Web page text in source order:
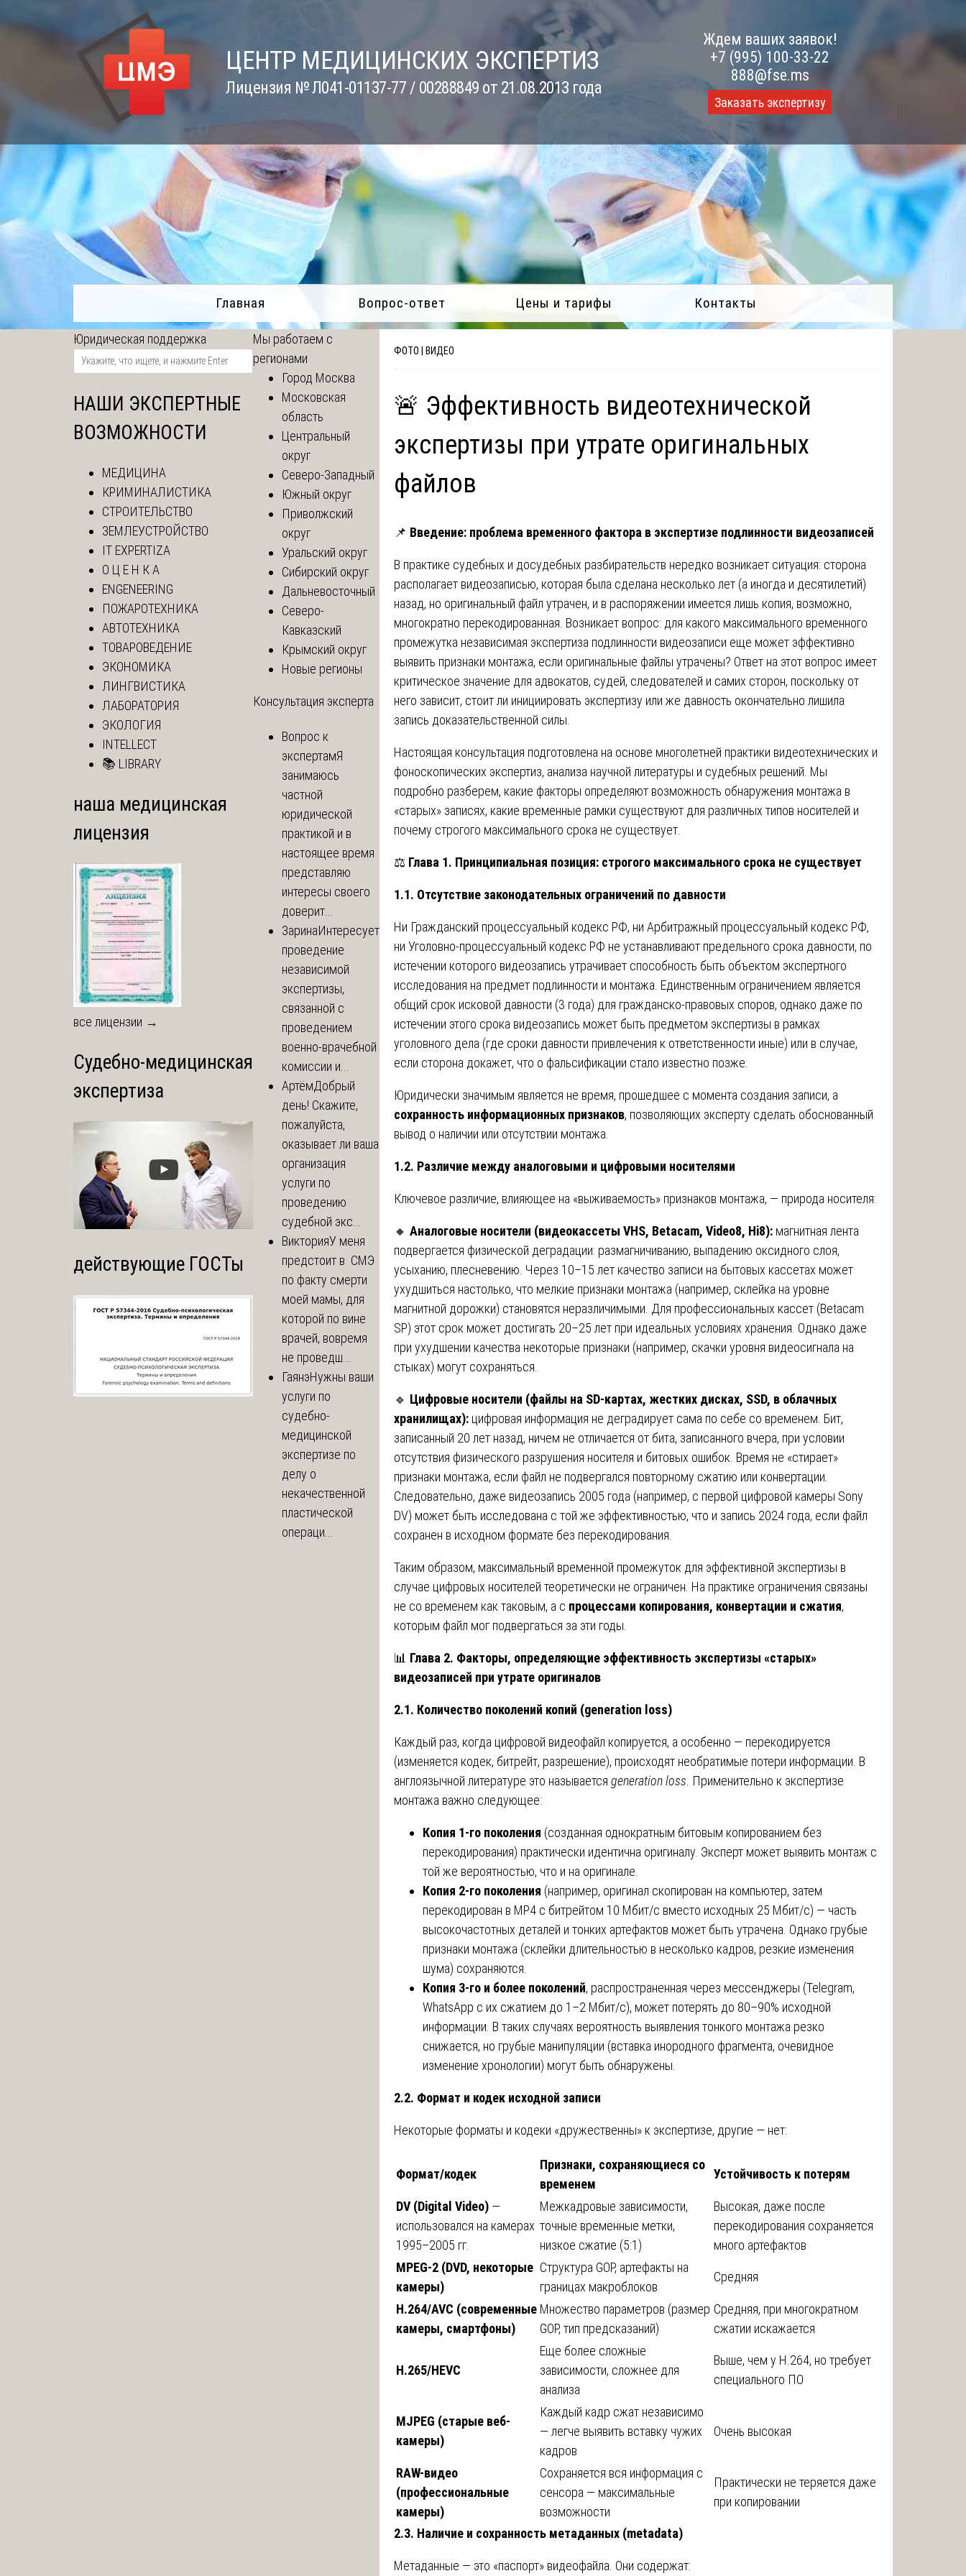
ЦЕНТР МЕДИЦИНСКИХ ЭКСПЕРТИЗ
Лицензия № Л041-01137-77 / 00288849 от 21.08.2013 года
Ждем ваших заявок!
+7 (995) 100-33-22
888@fse.ms
Заказать экспертизу
Главная Вопрос-ответ Цены и тарифы Контакты
ФОТО | ВИДЕО
🚨 Эффективность видеотехнической
экспертизы при утрате оригинальных
файлов
📌 Введение: проблема временного фактора в экспертизе подлинности видеозаписей
В практике судебных и досудебных разбирательств нередко возникает ситуация: сторона
располагает видеозаписью, которая была сделана несколько лет (а иногда и десятилетий)
назад, но оригинальный файл утрачен, и в распоряжении имеется лишь копия, возможно,
многократно перекодированная. Возникает вопрос: для какого максимального временного
промежутка независимая экспертиза подлинности видеозаписи еще может эффективно
выявить признаки монтажа, если оригинальные файлы утрачены? Ответ на этот вопрос имеет
критическое значение для адвокатов, судей, следователей и самих сторон, поскольку от
него зависит, стоит ли инициировать экспертизу или же давность окончательно лишила
запись доказательственной силы.
Настоящая консультация подготовлена на основе многолетней практики видеотехнических и
фоноскопических экспертиз, анализа научной литературы и судебных решений. Мы
подробно разберем, какие факторы определяют возможность обнаружения монтажа в
«старых» записях, какие временные рамки существуют для различных типов носителей и
почему строгого максимального срока не существует.
⚖️ Глава 1. Принципиальная позиция: строгого максимального срока не существует
1.1. Отсутствие законодательных ограничений по давности
Ни Гражданский процессуальный кодекс РФ, ни Арбитражный процессуальный кодекс РФ,
ни Уголовно-процессуальный кодекс РФ не устанавливают предельного срока давности, по
истечении которого видеозапись утрачивает способность быть объектом экспертного
исследования на предмет подлинности и монтажа. Единственным ограничением является
общий срок исковой давности (3 года) для гражданско-правовых споров, однако даже по
истечении этого срока видеозапись может быть предметом экспертизы в рамках
уголовного дела (где сроки давности привлечения к ответственности иные) или в случае,
если сторона докажет, что о фальсификации стало известно позже.
Юридически значимым является не время, прошедшее с момента создания записи, а
сохранность информационных признаков, позволяющих эксперту сделать обоснованный
вывод о наличии или отсутствии монтажа.
1.2. Различие между аналоговыми и цифровыми носителями
Ключевое различие, влияющее на «выживаемость» признаков монтажа, — природа носителя:
🔸 Аналоговые носители (видеокассеты VHS, Betacam, Video8, Hi8): магнитная лента
подвергается физической деградации: размагничиванию, выпадению оксидного слоя,
усыханию, плесневению. Через 10–15 лет качество записи на бытовых кассетах может
ухудшиться настолько, что мелкие признаки монтажа (например, склейка на уровне
магнитной дорожки) становятся неразличимыми. Для профессиональных кассет (Betacam
SP) этот срок может достигать 20–25 лет при идеальных условиях хранения. Однако даже
при ухудшении качества некоторые признаки (например, скачки уровня видеосигнала на
стыках) могут сохраняться.
🔹 Цифровые носители (файлы на SD-картах, жестких дисках, SSD, в облачных
хранилищах): цифровая информация не деградирует сама по себе со временем. Бит,
записанный 20 лет назад, ничем не отличается от бита, записанного вчера, при условии
отсутствия физического разрушения носителя и битовых ошибок. Время не «стирает»
признаки монтажа, если файл не подвергался повторному сжатию или конвертации.
Следовательно, даже видеозапись 2005 года (например, с первой цифровой камеры Sony
DV) может быть исследована с той же эффективностью, что и запись 2024 года, если файл
сохранен в исходном формате без перекодирования.
Таким образом, максимальный временной промежуток для эффективной экспертизы в
случае цифровых носителей теоретически не ограничен. На практике ограничения связаны
не со временем как таковым, а с процессами копирования, конвертации и сжатия,
которым файл мог подвергаться за эти годы.
📊 Глава 2. Факторы, определяющие эффективность экспертизы «старых»
видеозаписей при утрате оригиналов
2.1. Количество поколений копий (generation loss)
Каждый раз, когда цифровой видеофайл копируется, а особенно — перекодируется
(изменяется кодек, битрейт, разрешение), происходят необратимые потери информации. В
англоязычной литературе это называется generation loss . Применительно к экспертизе
монтажа важно следующее:
Копия 1-го поколения (созданная однократным битовым копированием без
перекодирования) практически идентична оригиналу. Эксперт может выявить монтаж с
той же вероятностью, что и на оригинале.
Копия 2-го поколения (например, оригинал скопирован на компьютер, затем
перекодирован в MP4 с битрейтом 10 Мбит/с вместо исходных 25 Мбит/с) — часть
высокочастотных деталей и тонких артефактов может быть утрачена. Однако грубые
признаки монтажа (склейки длительностью в несколько кадров, резкие изменения
шума) сохраняются.
Копия 3-го и более поколений, распространенная через мессенджеры (Telegram,
WhatsApp с их сжатием до 1–2 Мбит/с), может потерять до 80–90% исходной
информации. В таких случаях вероятность выявления тонкого монтажа резко
снижается, но грубые манипуляции (вставка инородного фрагмента, очевидное
изменение хронологии) могут быть обнаружены.
2.2. Формат и кодек исходной записи
Некоторые форматы и кодеки «дружественны» к экспертизе, другие — нет:
Формат/кодек
Признаки, сохраняющиеся со
временем
Устойчивость к потерям
DV (Digital Video) —
использовался на камерах
1995–2005 гг.
Межкадровые зависимости,
точные временные метки,
низкое сжатие (5:1)
Высокая, даже после
перекодирования сохраняется
много артефактов
MPEG-2 (DVD, некоторые
камеры)
Структура GOP, артефакты на
границах макроблоков
Средняя
H.264/AVC (современные
камеры, смартфоны)
Множество параметров (размер
GOP, тип предсказаний)
Средняя, при многократном
сжатии искажается
H.265/HEVC
Еще более сложные
зависимости, сложнее для
анализа
Выше, чем у H.264, но требует
специального ПО
MJPEG (старые веб-
камеры)
Каждый кадр сжат независимо
— легче выявить вставку чужих
кадров
Очень высокая
RAW-видео
(профессиональные
камеры)
Сохраняется вся информация с
сенсора — максимальные
возможности
Практически не теряется даже
при копировании
2.3. Наличие и сохранность метаданных (metadata)
Метаданные — это «паспорт» видеофайла. Они содержат:
Юридическая поддержка
НАШИ ЭКСПЕРТНЫЕ
ВОЗМОЖНОСТИ
МЕДИЦИНА
КРИМИНАЛИСТИКА
СТРОИТЕЛЬСТВО
ЗЕМЛЕУСТРОЙСТВО
IT EXPERTIZA
О Ц Е Н К А
ENGENEERING
ПОЖАРОТЕХНИКА
АВТОТЕХНИКА
ТОВАРОВЕДЕНИЕ
ЭКОНОМИКА
ЛИНГВИСТИКА
ЛАБОРАТОРИЯ
ЭКОЛОГИЯ
INTELLECT
📚 LIBRARY
наша медицинская
лицензия
все лицензии →
Судебно-медицинская
экспертиза
действующие ГОСТы
Мы работаем с
регионами
Город Москва
Московская
область
Центральный
округ
Северо-Западный
Южный округ
Приволжский
округ
Уральский округ
Сибирский округ
Дальневосточный
Северо-
Кавказский
Крымский округ
Новые регионы
Консультация эксперта
Вопрос к
экспертамЯ
занимаюсь
частной
юридической
практикой и в
настоящее время
представляю
интересы своего
доверит...
ЗаринаИнтересует
проведение
независимой
экспертизы,
связанной с
проведением
военно-врачебной
комиссии и...
АртёмДобрый
день! Скажите,
пожалуйста,
оказывает ли ваша
организация
услуги по
проведению
судебной экс...
ВикторияУ меня
предстоит в СМЭ
по факту смерти
моей мамы, для
которой по вине
врачей, вовремя
не проведш...
ГаянэНужны ваши
услуги по
судебно-
медицинской
экспертизе по
делу о
некачественной
пластической
операци...